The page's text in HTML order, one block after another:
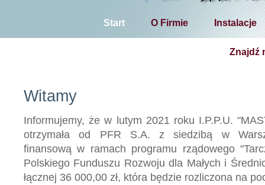
Start O Firmie Instalacje
Znajdź
Witamy
Informujemy, że w lutym 2021 roku I.P.P.U.
otrzymała od PFR S.A. z siedzibą w
finansową w ramach programu rządowego
Polskiego Funduszu Rozwoju dla Małych i
łącznej 36 000,00 zł, która będzie rozliczona na